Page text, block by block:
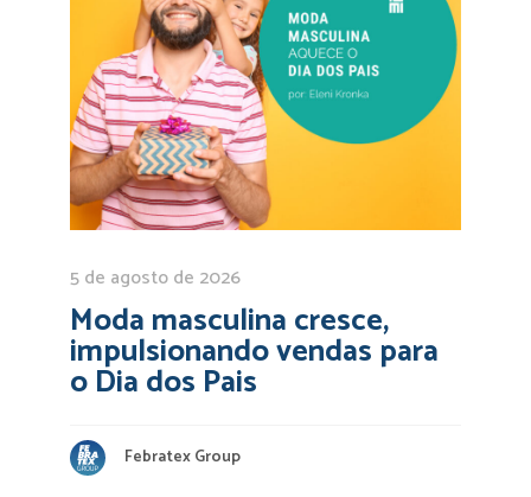
5 de agosto de 2026
Moda masculina cresce,
impulsionando vendas para
o Dia dos Pais
Febratex Group